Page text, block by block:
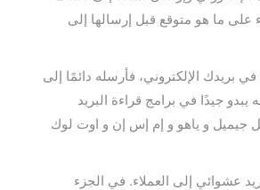
ما هو متوقع قبل إرسالها إلى
إذا كنت تستخدم html في بريدك الإلكتروني، فأرسله دائمًا إلى
يبدو جيدًا في برامج قراءة البريد
جيميل و ياهو و إم إس إن و اوت لوك
عشوائي إلى العملاء. في الجزء